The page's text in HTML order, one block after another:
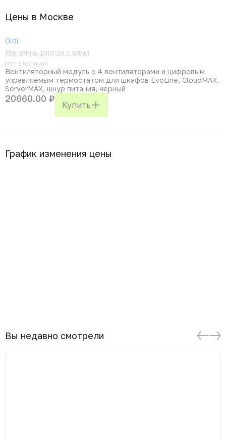
Цены в Москвe
Oldi
Магазины рядом с вами
Нет в наличии
Вентиляторный модуль с 4 вентиляторами и цифровым
управляемым термостатом для шкафов EvoLine, CloudMAX,
ServerMAX, шнур питания, черный
20660.00 ₽
Купить
График изменения цены
Вы недавно смотрели